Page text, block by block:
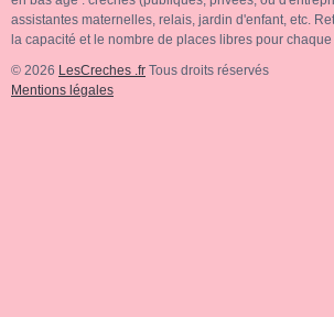
assistantes maternelles, relais, jardin d'enfant, etc.
la capacité et le nombre de places libres pour
© 2026 LesCreches .fr Tous droits réservés
Mentions légales